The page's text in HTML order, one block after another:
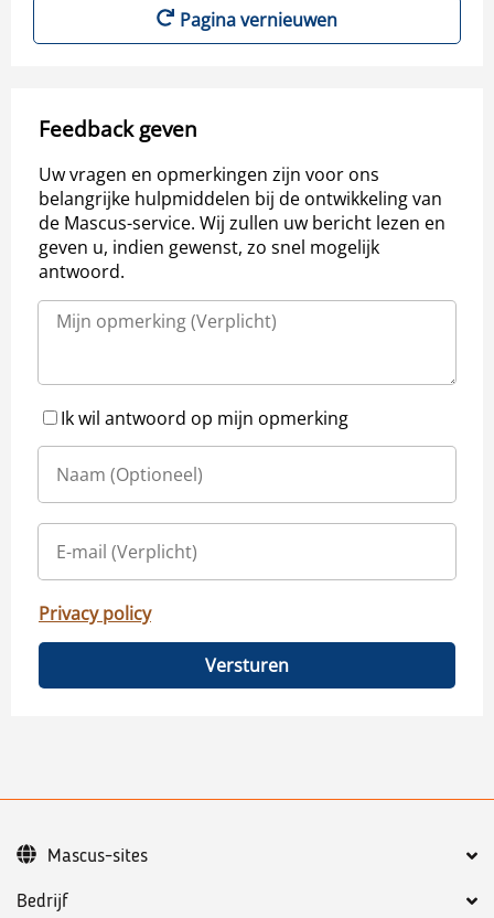
Pagina vernieuwen
Feedback geven
Uw vragen en opmerkingen zijn voor ons
belangrijke hulpmiddelen bij de ontwikkeling van
de Mascus-service. Wij zullen uw bericht lezen en
geven u, indien gewenst, zo snel mogelijk
antwoord.
Ik wil antwoord op mijn opmerking
Privacy policy
Versturen
Bedrijf
Mascus-sites